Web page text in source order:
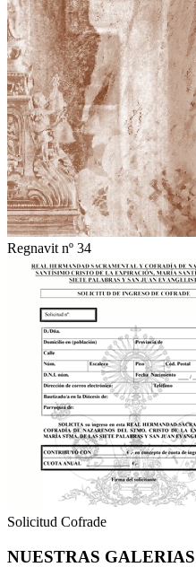
Regnavit nº 34
Solicitud Cofrade
NUESTRAS GALERIAS